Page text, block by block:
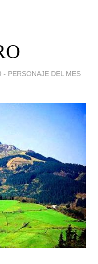
- PERSONAJE DEL MES